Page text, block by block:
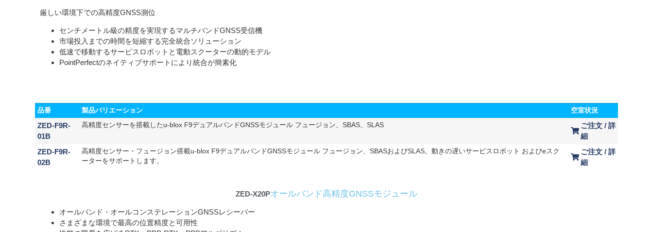
厳しい環境下での高精度GNSS測位
センチメートル級の精度を実現するマルチバンドGNSS受信機
市場投入までの時間を短縮する完全統合ソリューション
低速で移動するサービスロボットと電動スクーターの動的モデル
PointPerfectのネイティブサポートにより統合が簡素化
品番 製品バリエーション 空室状況
ZED-F9R-
01B
高精度センサーを搭載したu-blox F9デュアルバンドGNSSモジュール フュージョン、SBAS、SLAS
ご注文 / 詳
細
ZED-F9R-
02B
高精度センサー・フュージョン搭載u-blox F9デュアルバンドGNSSモジュール フュージョン、SBASおよびSLAS。動きの遅いサービスロボット およびeスク
ーターをサポートします。
ご注文 / 詳
細
ZED-X20Pオールバンド高精度GNSSモジュール
オールバンド・オールコンステレーションGNSSレシーバー
さまざまな環境で最高の位置精度と可用性